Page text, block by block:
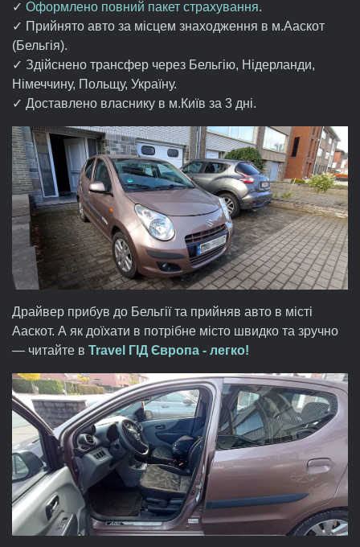
✓ Оформлено повний пакет страхування.
✓ Прийнято авто за місцем знаходження в м.Ааскот
(Бельгія).
✓ Здійснено трансфер через Бельгію, Нідерланди,
Німеччину, Польщу, Україну.
✓ Доставлено власнику в м.Київ за 3 дні.
Драйвер прибув до Бельгії та прийняв авто в місті
Ааскот. А як доїхати в потрібне місто швидко та зручно
— читайте в Travel ГІД Європа - легко!